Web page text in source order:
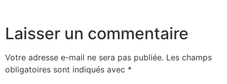
Laisser un commentaire
Votre adresse e-mail ne sera pas publiée. Les champs
obligatoires sont indiqués avec *